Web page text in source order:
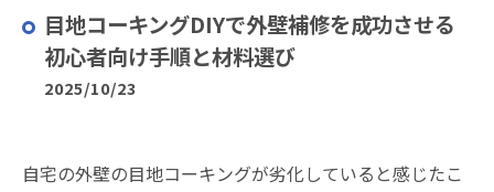
目地コーキングDIYで外壁補修を成功させる
初心者向け手順と材料選び
2025/10/23
自宅の外壁の目地コーキングが劣化していると感じたこ